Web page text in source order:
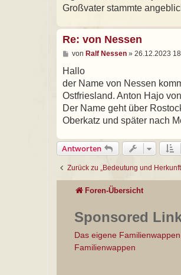
a
Großvater stammte
Re: von Nessen
B
i
r
a
von Ralf Nessen» 26.12.2023
Hallo
der Name von Nessen
Ostfriesland. Anton Hajo
Der Name geht über
Oberkatz und später nach
Antworten
Zurück zu „Bedeutung und
Foren-Übersicht
Sponsored
Das eigene Familienwappen
Familienwappen